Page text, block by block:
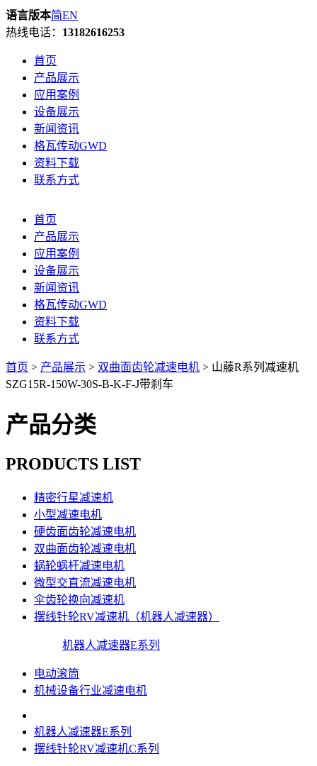
语言版本简EN
热线电话： 13182616253
首页
产品展示
应用案例
设备展示
新闻资讯
格瓦传动GWD
资料下载
联系方式
首页
产品展示
应用案例
设备展示
新闻资讯
格瓦传动GWD
资料下载
联系方式
首页 > 产品展示 > 双曲面齿轮减速电机 > 山藤R系列减速机
SZG15R-150W-30S-B-K-F-J带刹车
产品分类
PRODUCTS LIST
精密行星减速机
小型减速电机
硬齿面齿轮减速电机
双曲面齿轮减速电机
蜗轮蜗杆减速电机
微型交直流减速电机
伞齿轮换向减速机
摆线针轮RV减速机（机器人减速器）
机器人减速器E系列
电动滚筒
机械设备行业减速电机
机器人减速器E系列
摆线针轮RV减速机C系列